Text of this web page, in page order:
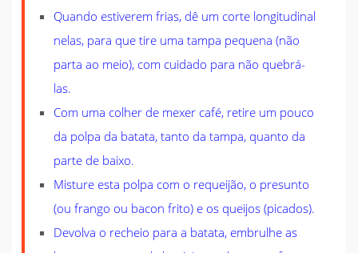
Quando estiverem frias, dê um corte longitudinal
nelas, para que tire uma tampa pequena (não
parta ao meio), com cuidado para não quebrá-
las.
Com uma colher de mexer café, retire um pouco
da polpa da batata, tanto da tampa, quanto da
parte de baixo.
Misture esta polpa com o requeijão, o presunto
(ou frango ou bacon frito) e os queijos (picados).
Devolva o recheio para a batata, embrulhe as